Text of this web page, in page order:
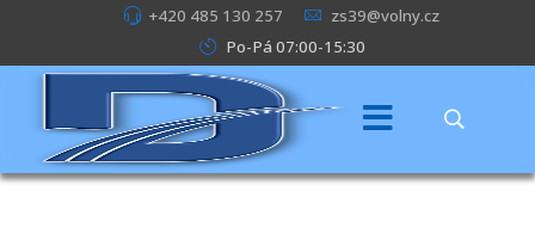
+420 485 130 257
zs39@volny.cz
Po-Pá 07:00-15:30